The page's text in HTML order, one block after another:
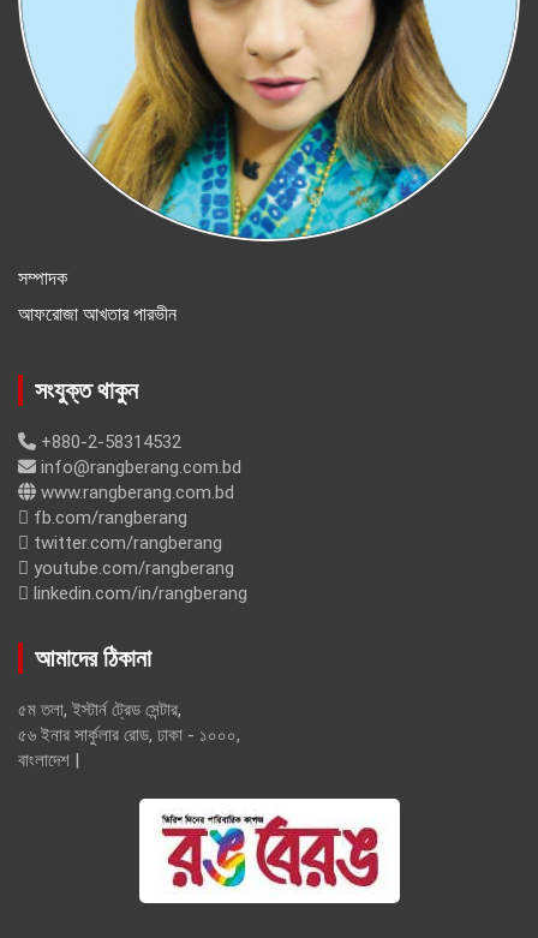
সম্পাদক
আফরোজা আখতার পারভীন
সংযুক্ত থাকুন
+880-2-58314532
info@rangberang.com.bd
www.rangberang.com.bd
fb.com/rangberang
twitter.com/rangberang
youtube.com/rangberang
linkedin.com/in/rangberang
আমাদের ঠিকানা
৫ম তলা, ইস্টার্ন ট্রেড সেন্টার,
৫৬ ইনার সার্কুলার রোড, ঢাকা - ১০০০,
বাংলাদেশ |